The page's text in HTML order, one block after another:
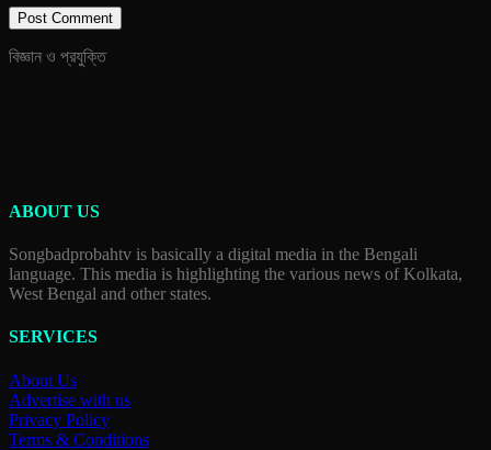
বিজ্ঞান ও প্রযুক্তি
ABOUT US
Songbadprobahtv is basically a digital media in the Bengali
language. This media is highlighting the various news of Kolkata,
West Bengal and other states.
SERVICES
About Us
Advertise with us
Privacy Policy
Terms & Conditions